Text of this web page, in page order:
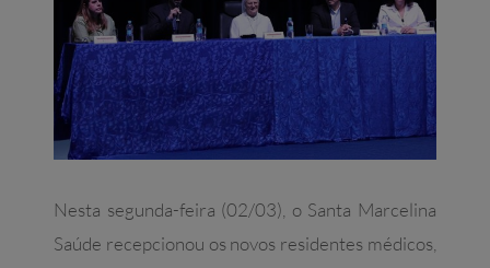
Nesta segunda-feira (02/03), o Santa Marcelina
Saúde recepcionou os novos residentes médicos,